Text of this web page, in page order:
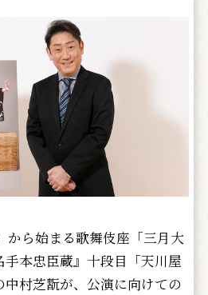
から始まる歌舞伎座「三月大
本忠臣蔵』十段目「天川屋
村芝翫が、公演に向けての